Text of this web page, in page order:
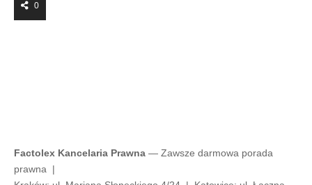
0
Factolex Kancelaria Prawna — Zawsze darmowa porada
prawna |